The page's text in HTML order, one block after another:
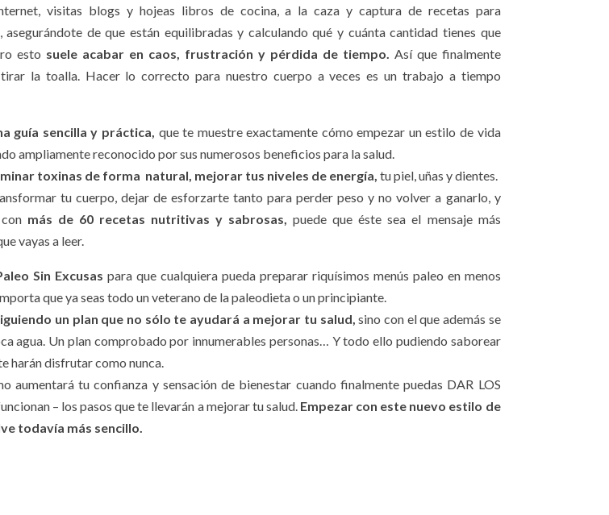
visitas blogs y hojeas libros de cocina, a la caza y captura de recetas para
asegurándote de que están equilibradas y calculando qué y cuánta cantidad tienes que
esto suele acabar en caos, frustración y pérdida de tiempo.
Así que finalmente
la toalla. Hacer lo correcto para nuestro cuerpo a veces es un trabajo a tiempo
guía sencilla y práctica, que te muestre exactamente cómo empezar un estilo de vida
ampliamente reconocido por sus numerosos beneficios para la salud.
toxinas de forma natural, mejorar tus niveles de energía, tu piel, uñas y dientes.
tu cuerpo, dejar de esforzarte tanto para perder peso y no volver a ganarlo, y
más de 60 recetas nutritivas y sabrosas,
puede que éste sea el mensaje más
vayas a leer.
Sin Excusas para que cualquiera pueda preparar riquísimos menús paleo en menos
que ya seas todo un veterano de la paleodieta o un principiante.
un plan que no sólo te ayudará a mejorar tu salud, sino con el que además se
agua. Un plan comprobado por innumerables personas… Y todo ello pudiendo saborear
harán disfrutar como nunca.
aumentará tu confianza y sensación de bienestar cuando finalmente puedas DAR LOS
– los pasos que te llevarán a mejorar tu salud. Empezar con este nuevo estilo de
todavía más sencillo.